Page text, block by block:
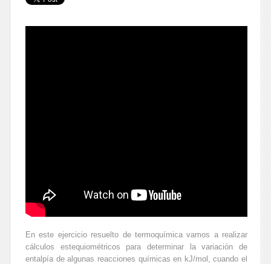
En este ejercicio resuelto de termoquímica vamos a realizar
cálculos estequiométricos para determinar la variación de
entalpía de algunas reacciones químicas en kJ/mol, cuando el